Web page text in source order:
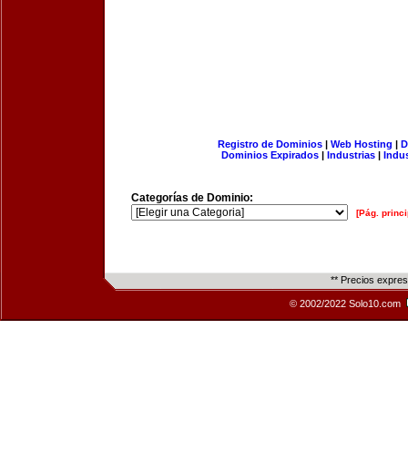
Registro de Dominios| Web Hosting |
Dominios Expirados | Industrias |
Categorías de Dominio:
[Pág.
** Precios
© 2002/2022 Solo10.com